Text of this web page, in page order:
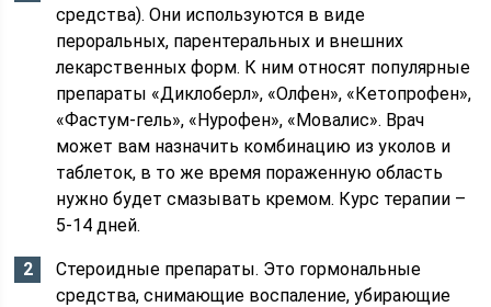
средства). Они используются в виде
пероральных, парентеральных и внешних
лекарственных форм. К ним относят популярные
препараты «Диклоберл», «Олфен», «Кетопрофен»,
«Фастум-гель», «Нурофен», «Мовалис». Врач
может вам назначить комбинацию из уколов и
таблеток, в то же время пораженную область
нужно будет смазывать кремом. Курс терапии –
5-14 дней.
Стероидные препараты. Это гормональные
средства, снимающие воспаление, убирающие